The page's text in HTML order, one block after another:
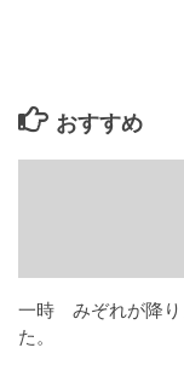
おすすめ
一時 みぞれが降り
た。